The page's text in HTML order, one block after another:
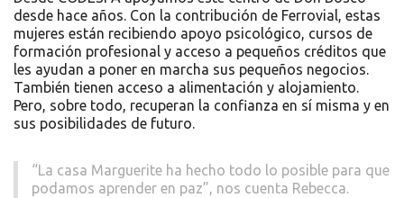
desde hace años. Con la contribución de Ferrovial, estas
mujeres están recibiendo apoyo psicológico, cursos de
formación profesional y acceso a pequeños créditos que
les ayudan a poner en marcha sus pequeños negocios.
También tienen acceso a alimentación y alojamiento.
Pero, sobre todo, recuperan la confianza en sí misma y en
sus posibilidades de futuro.
“La casa Marguerite ha hecho todo lo posible para que
podamos aprender en paz”, nos cuenta Rebecca.